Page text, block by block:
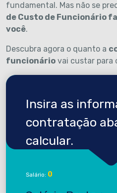
fundamental. Mas não se
de Custo de Funcionário
você.
Descubra agora o quanto a
funcionário vai custar para
Insira as
contratação
calcular.
Salário: 0